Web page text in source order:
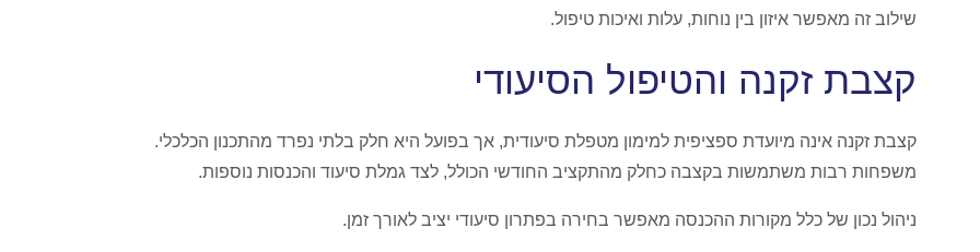
שילוב זה מאפשר איזון בין נוחות, עלות ואיכות טיפול.
קצבת זקנה והטיפול הסיעודי
קצבת זקנה אינה מיועדת ספציפית למימון מטפלת סיעודית, אך בפועל היא חלק בלתי נפרד מהתכנון הכלכלי.
משפחות רבות משתמשות בקצבה כחלק מהתקציב החודשי הכולל, לצד גמלת סיעוד והכנסות נוספות.
ניהול נכון של כלל מקורות ההכנסה מאפשר בחירה בפתרון סיעודי יציב לאורך זמן.